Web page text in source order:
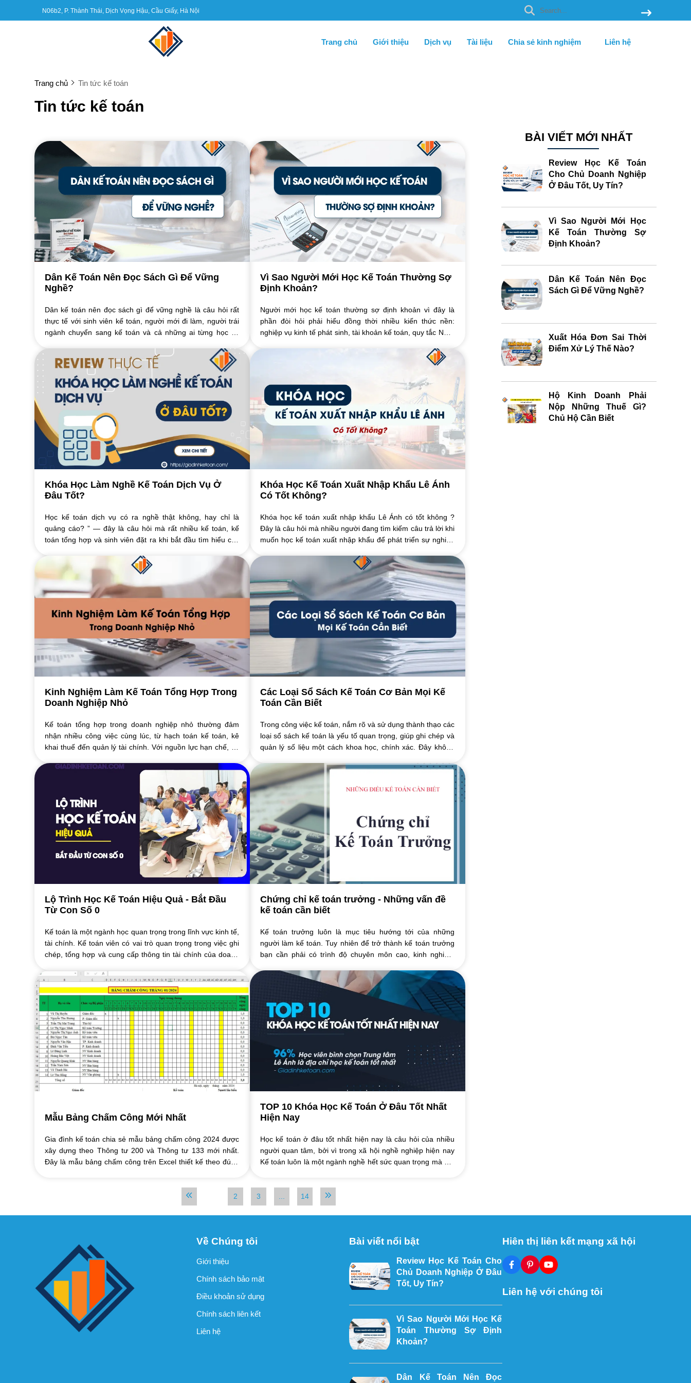
N06b2, P. Thành Thái, Dịch Vọng Hậu, Cầu Giấy, Hà Nội
Trang chủ Giới thiệu Dịch vụ Tài liệu Chia sẻ kinh nghiệm Liên hệ
Trang chủ Tin tức kế toán
Tin tức kế toán
Dân Kế Toán Nên Đọc Sách Gì Để Vững
Nghề?
Dân kế toán nên đọc sách gì để vững nghề là câu hỏi rất
thực tế với sinh viên kế toán, người mới đi làm, người trái
ngành chuyển sang kế toán và cả những ai từng học kế
Vì Sao Người Mới Học Kế Toán Thường Sợ
Định Khoản?
Người mới học kế toán thường sợ định khoản vì đây là
phần đòi hỏi phải hiểu đồng thời nhiều kiến thức nền:
nghiệp vụ kinh tế phát sinh, tài khoản kế toán, quy tắc Nợ –
Khóa Học Làm Nghề Kế Toán Dịch Vụ Ở
Đâu Tốt?
Học kế toán dịch vụ có ra nghề thật không, hay chỉ là
quảng cáo? ” — đây là câu hỏi mà rất nhiều kế toán, kế
toán tổng hợp và sinh viên đặt ra khi bắt đầu tìm hiểu các
Khóa Học Kế Toán Xuất Nhập Khẩu Lê Ánh
Có Tốt Không?
Khóa học kế toán xuất nhập khẩu Lê Ánh có tốt không ?
Đây là câu hỏi mà nhiều người đang tìm kiếm câu trả lời khi
muốn học kế toán xuất nhập khẩu để phát triển sự nghiệp
Kinh Nghiệm Làm Kế Toán Tổng Hợp Trong
Doanh Nghiệp Nhỏ
Kế toán tổng hợp trong doanh nghiệp nhỏ thường đảm
nhận nhiều công việc cùng lúc, từ hạch toán kế toán, kê
khai thuế đến quản lý tài chính. Với nguồn lực hạn chế, kế
Các Loại Sổ Sách Kế Toán Cơ Bản Mọi Kế
Toán Cần Biết
Trong công việc kế toán, nắm rõ và sử dụng thành thạo các
loại sổ sách kế toán là yếu tố quan trọng, giúp ghi chép và
quản lý số liệu một cách khoa học, chính xác. Đây không
Lộ Trình Học Kế Toán Hiệu Quả - Bắt Đầu
Từ Con Số 0
Kế toán là một ngành học quan trọng trong lĩnh vực kinh tế,
tài chính. Kế toán viên có vai trò quan trọng trong việc ghi
chép, tổng hợp và cung cấp thông tin tài chính của doanh
Chứng chỉ kế toán trưởng - Những vấn đề
kế toán cần biết
Kế toán trưởng luôn là mục tiêu hướng tới của những
người làm kế toán. Tuy nhiên để trở thành kế toán trưởng
bạn cần phải có trình độ chuyên môn cao, kinh nghiệm
Mẫu Bảng Chấm Công Mới Nhất
Gia đình kế toán chia sẻ mẫu bảng chấm công 2024 được
xây dựng theo Thông tư 200 và Thông tư 133 mới nhất.
Đây là mẫu bảng chấm công trên Excel thiết kế theo đúng
TOP 10 Khóa Học Kế Toán Ở Đâu Tốt Nhất
Hiện Nay
Học kế toán ở đâu tốt nhất hiện nay là câu hỏi của nhiều
người quan tâm, bởi vì trong xã hội nghề nghiệp hiện nay
Kế toán luôn là một ngành nghề hết sức quan trọng mà bất
2 3 14
BÀI VIẾT MỚI NHẤT
Review Học Kế Toán
Cho Chủ Doanh Nghiệp
Ở Đâu Tốt, Uy Tín?
Vì Sao Người Mới Học
Kế Toán Thường Sợ
Định Khoản?
Dân Kế Toán Nên Đọc
Sách Gì Để Vững Nghề?
Xuất Hóa Đơn Sai Thời
Điểm Xử Lý Thế Nào?
Hộ Kinh Doanh Phải
Nộp Những Thuế Gì?
Chủ Hộ Cần Biết
Về Chúng tôi
Giới thiệu
Chính sách bảo mật
Điều khoản sử dụng
Chính sách liên kết
Liên hệ
Bài viết nổi bật
Review Học Kế Toán Cho
Chủ Doanh Nghiệp Ở Đâu
Tốt, Uy Tín?
Vì Sao Người Mới Học Kế
Toán Thường Sợ Định
Khoản?
Dân Kế Toán Nên Đọc
Hiên thị liên kết mạng xã hội
Liên hệ với chúng tôi